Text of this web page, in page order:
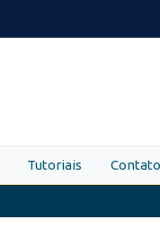
Tutoriais Contato